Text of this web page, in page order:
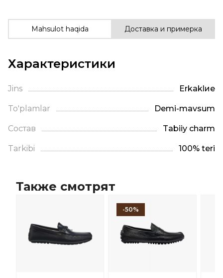
Mahsulot haqida Доставка и примерка
Характеристики
Jins Erkaklие
To'plamlar Demi-mavsum
Состав Tabiiy charm
Tarkibi 100% teri
Также смотрят
-50%